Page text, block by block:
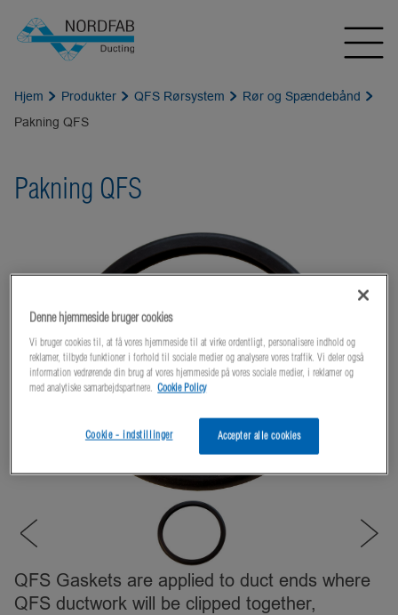
Hjem Produkter QFS Rørsystem
Rør og Spændebånd
Pakning QFS
Pakning QFS
QFS Gaskets are applied to duct ends where
QFS ductwork will be clipped together,
Denne hjemmeside bruger cookies
Vi bruger cookies til, at få vores hjemmeside til at virke ordentligt, personalisere indhold og
reklamer, tilbyde funktioner i forhold til sociale medier og analysere vores traffik. Vi deler også
information vedrørende din brug af vores hjemmeside på vores sociale medier, i reklamer og
med analytiske samarbejdspartnere. Cookie Policy
Accepter alle cookies
Cookie - indstillinger